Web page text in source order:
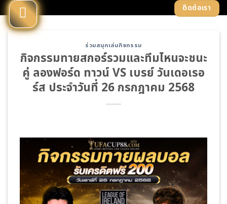
Skip
to
content
ติดต่อเรา
ร่วมสนุกเล่นกิจกรรม
กิจกรรมทายสกอร์รวมและทีมไหนจะชนะ
คู่ ลองฟอร์ด ทาวน์ VS เบรย์ วันเดอเรอ
ร์ส ประจำวันที่ 26 กรกฎาคม 2568